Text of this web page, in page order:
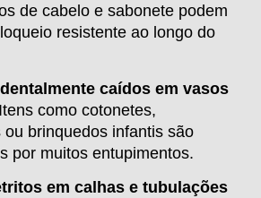
de cabelo e sabonete podem
resistente ao longo do
caídos em vasos
como cotonetes,
ou brinquedos infantis são
por muitos entupimentos.
em calhas e tubulações